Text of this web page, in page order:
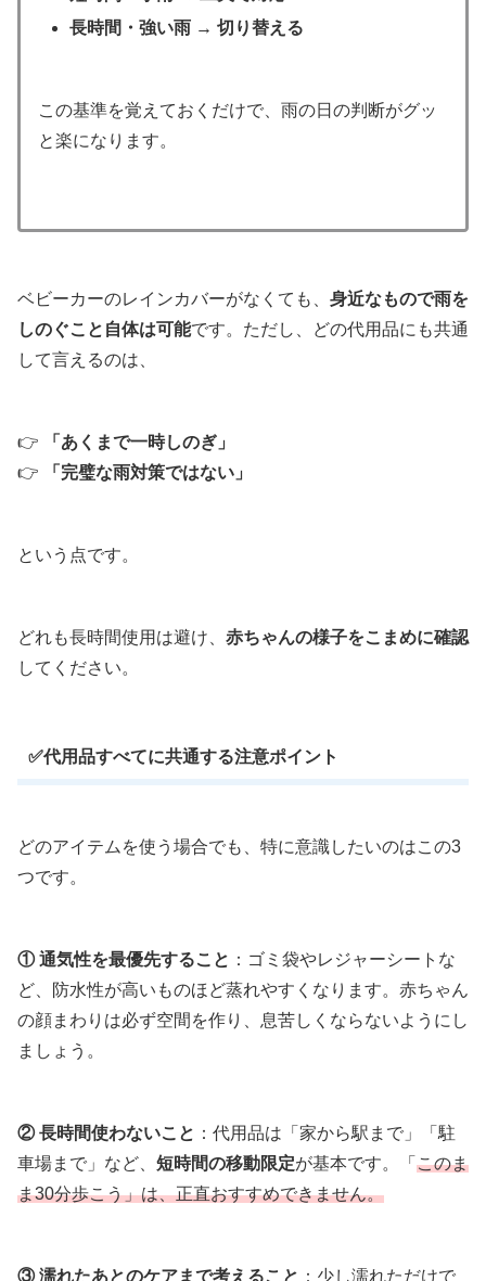
長時間・強い雨 → 切り替える
この基準を覚えておくだけで、雨の日の判断がグッ
と楽になります。
ベビーカーのレインカバーがなくても、 身近なもので雨を
しのぐこと自体は可能です。ただし、どの代用品にも共通
して言えるのは、
👉
「あくまで一時しのぎ」
👉
「完璧な雨対策ではない」
という点です。
どれも長時間使用は避け、 赤ちゃんの様子をこまめに確認
してください。
✅代用品すべてに共通する注意ポイント
どのアイテムを使う場合でも、特に意識したいのはこの3
つです。
① 通気性を最優先すること ：ゴミ袋やレジャーシートな
ど、防水性が高いものほど蒸れやすくなります。赤ちゃん
の顔まわりは必ず空間を作り、息苦しくならないようにし
ましょう。
② 長時間使わないこと ：代用品は「家から駅まで」「駐
車場まで」など、 短時間の移動限定が基本です。「 このま
ま30分歩こう」は、正直おすすめできません。
③ 濡れたあとのケアまで考えること ：少し濡れただけで